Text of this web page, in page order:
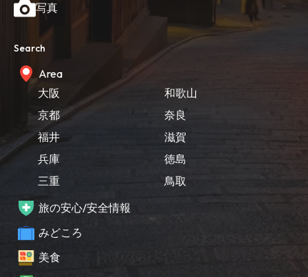
写真
Search
Area
大阪
京都
福井
兵庫
三重
和歌山
奈良
滋賀
徳島
鳥取
旅の安心/安全情報
みどころ
美食